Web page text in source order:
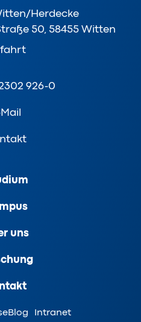
Herdecke
50, 58455 Witten
926-0
uns
Blog Intranet